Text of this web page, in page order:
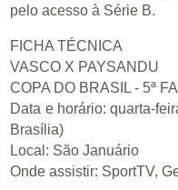
pelo acesso à Série B.
FICHA TÉCNICA
VASCO X PAYSANDU
COPA DO BRASIL - 5ª
Data e horário: quarta-
Brasília)
Local: São Januário
Onde assistir: SportTV,